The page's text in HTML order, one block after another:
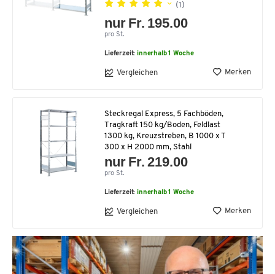
(1)
nur Fr. 195.00
pro St.
Lieferzeit:innerhalb 1 Woche
Vergleichen Merken
Steckregal Express, 5 Fachböden,
Tragkraft 150 kg/Boden, Feldlast
1300 kg, Kreuzstreben, B 1000 x T
300 x H 2000 mm, Stahl
nur Fr. 219.00
pro St.
Lieferzeit:innerhalb 1 Woche
Vergleichen Merken